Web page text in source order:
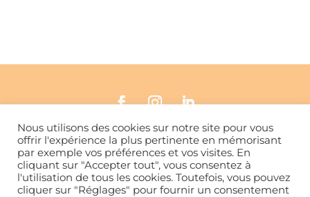
CONTACT
2026 © Hilde Richez – Quoi de neuf dans mon
Nous utilisons des cookies sur notre site pour vous
offrir l'expérience la plus pertinente en mémorisant
par exemple vos préférences et vos visites. En
cliquant sur "Accepter tout", vous consentez à
l'utilisation de tous les cookies. Toutefois, vous pouvez
cliquer sur "Réglages" pour fournir un consentement